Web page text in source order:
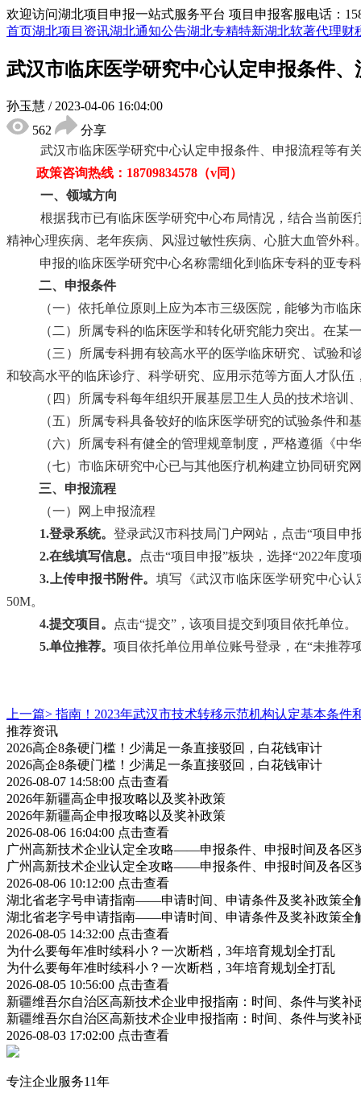
欢迎访问湖北项目申报一站式服务平台 项目申报客服电话：
首页湖北项目资讯湖北通知公告湖北专精特新湖北软著代理财
武汉市临床医学研究中心认定申报条件、
孙玉慧 / 2023-04-06 16:04:00
562
分享
武汉市临床医学研究中心认定申报条件、申报流程等有
政策咨询热线： 18709834578（v同 ）
一、领域方向
根据我市已有临床医学研究中心布局情况，结合当前
精神心理疾病、老年疾病、风湿过敏性疾病、心脏大血管外科
申报的临床医学研究中心名称需细化到临床专科的亚专
二、申报条件
（一）依托单位原则上应为本市三级医院，能够为市
（二）所属专科的临床医学和转化研究能力突出。在某
（三）所属专科拥有较高水平的医学临床研究、试验
和较高水平的临床诊疗、科学研究、应用示范等方面人才队伍
（四）所属专科每年组织开展基层卫生人员的技术培训
（五）所属专科具备较好的临床医学研究的试验条件和
（六）所属专科有健全的管理规章制度，严格遵循《
（七）市临床研究中心已与其他医疗机构建立协同研
三、申报流程
（一）网上申报流程
1.登录系统。登录武汉市科技局门户网站，点击“项目申
2.在线填写信息。
点击“项目申报”板块，选择“2022年度
3.上传申报书附件。 填写《武汉市临床医学研究中心
50M。
4.提交项目。
点击“提交”，该项目提交到项目依托单位。
5.单位推荐。项目依托单位用单位账号登录，在“未推荐
上一篇> 指南！2023年武汉市技术转移示范机构认定基本条件
推荐资讯
2026高企8条硬门槛！少满足一条直接驳回，白花钱审计
2026高企8条硬门槛！少满足一条直接驳回，白花钱审计
2026-08-07 14:58:00 点击查看
2026年新疆高企申报攻略以及奖补政策
2026年新疆高企申报攻略以及奖补政策
2026-08-06 16:04:00 点击查看
广州高新技术企业认定全攻略——申报条件、申报时间及各区
广州高新技术企业认定全攻略——申报条件、申报时间及各区
2026-08-06 10:12:00 点击查看
湖北省老字号申请指南——申请时间、申请条件及奖补政策全
湖北省老字号申请指南——申请时间、申请条件及奖补政策全
2026-08-05 14:32:00 点击查看
为什么要每年准时续科小？一次断档，3年培育规划全打乱
为什么要每年准时续科小？一次断档，3年培育规划全打乱
2026-08-05 10:56:00 点击查看
新疆维吾尔自治区高新技术企业申报指南：时间、条件与奖补
新疆维吾尔自治区高新技术企业申报指南：时间、条件与奖补
2026-08-03 17:02:00 点击查看
专注企业服务11年